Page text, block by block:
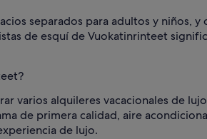
separados para adultos y niños,
de esquí de Vuokatinrinteet
varios alquileres vacacionales de
de primera calidad, aire
de lujo.